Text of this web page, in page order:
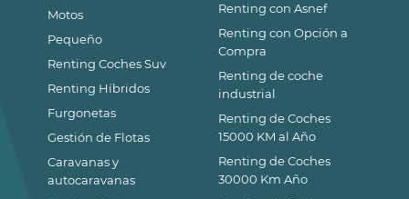
Motos
Pequeño
Renting Coches Suv
Renting Híbridos
Furgonetas
Gestión de Flotas
Caravanas y
autocaravanas
Renting con Asnef
Renting con Opción a
Compra
Renting de coche
industrial
Renting de Coches
15000 KM al Año
Renting de Coches
30000 Km Año